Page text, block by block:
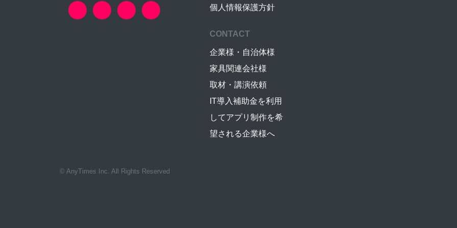
個人情報保護方針
CONTACT
企業様・自治体様
家具関連会社様
取材・講演依頼
IT導入補助金を利用
してアプリ制作を希
望される企業様へ
© AnyTimes Inc. All Rights Reserved